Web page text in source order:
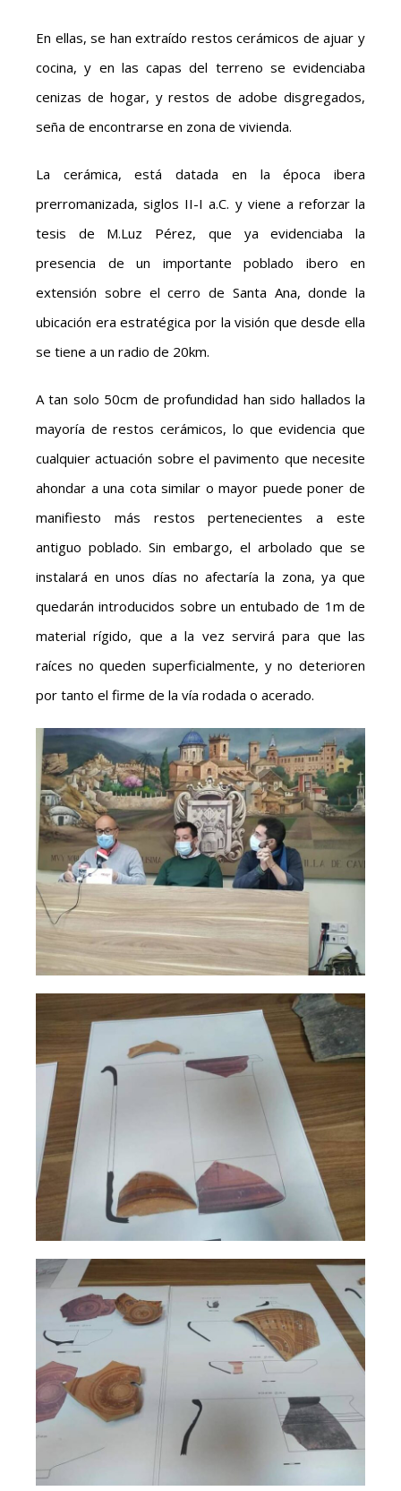
En ellas, se han extraído restos cerámicos de ajuar y
cocina, y en las capas del terreno se evidenciaba
cenizas de hogar, y restos de adobe disgregados,
seña de encontrarse en zona de vivienda.
La cerámica, está datada en la época ibera
prerromanizada, siglos II-I a.C. y viene a reforzar la
tesis de M.Luz Pérez, que ya evidenciaba la
presencia de un importante poblado ibero en
extensión sobre el cerro de Santa Ana, donde la
ubicación era estratégica por la visión que desde ella
se tiene a un radio de 20km.
A tan solo 50cm de profundidad han sido hallados la
mayoría de restos cerámicos, lo que evidencia que
cualquier actuación sobre el pavimento que necesite
ahondar a una cota similar o mayor puede poner de
manifiesto más restos pertenecientes a este
antiguo poblado. Sin embargo, el arbolado que se
instalará en unos días no afectaría la zona, ya que
quedarán introducidos sobre un entubado de 1m de
material rígido, que a la vez servirá para que las
raíces no queden superficialmente, y no deterioren
por tanto el firme de la vía rodada o acerado.